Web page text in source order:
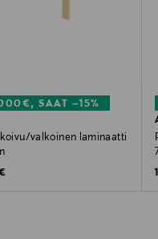
SAAT –15%
koivu/valkoinen laminaatti